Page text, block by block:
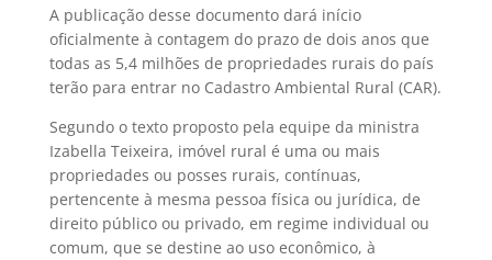
A publicação desse documento dará início
oficialmente à contagem do prazo de dois anos que
todas as 5,4 milhões de propriedades rurais do país
terão para entrar no Cadastro Ambiental Rural (CAR).
Segundo o texto proposto pela equipe da ministra
Izabella Teixeira, imóvel rural é uma ou mais
propriedades ou posses rurais, contínuas,
pertencente à mesma pessoa física ou jurídica, de
direito público ou privado, em regime individual ou
comum, que se destine ao uso econômico, à